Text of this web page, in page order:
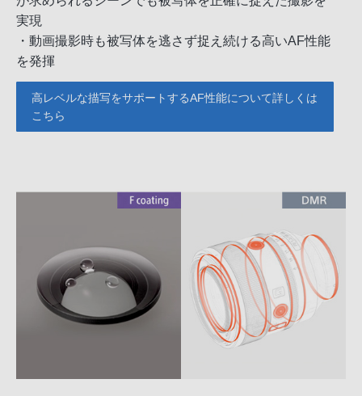
実現
・動画撮影時も被写体を逃さず捉え続ける高いAF性能
を発揮
高レベルな描写をサポートするAF性能について詳しくは
こちら